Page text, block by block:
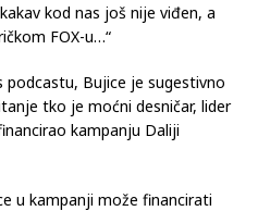
kod nas još nije viđen, a
FOX-u…“
Bujice je sugestivno
tko je moćni desničar, lider
kampanju Daliji
u kampanji može financirati